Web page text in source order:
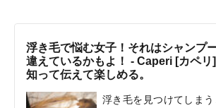
浮き毛で悩む女子！それはシャンプ
違えているかもよ！ - Caperi [カペリ]
知って伝えて楽しめる。
浮き毛を見つけてしま